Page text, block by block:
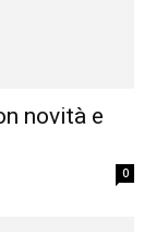
novità e
0